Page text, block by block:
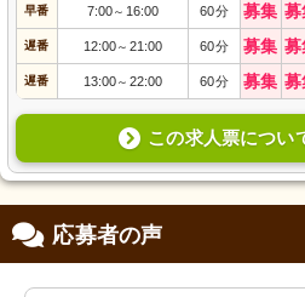
早番 7:00～ 16:00 60分 募集 募
遅番 12:00～ 21:00 60分 募集 募
遅番 13:00～ 22:00 60分 募集 募
この求人票につい
応募者の声